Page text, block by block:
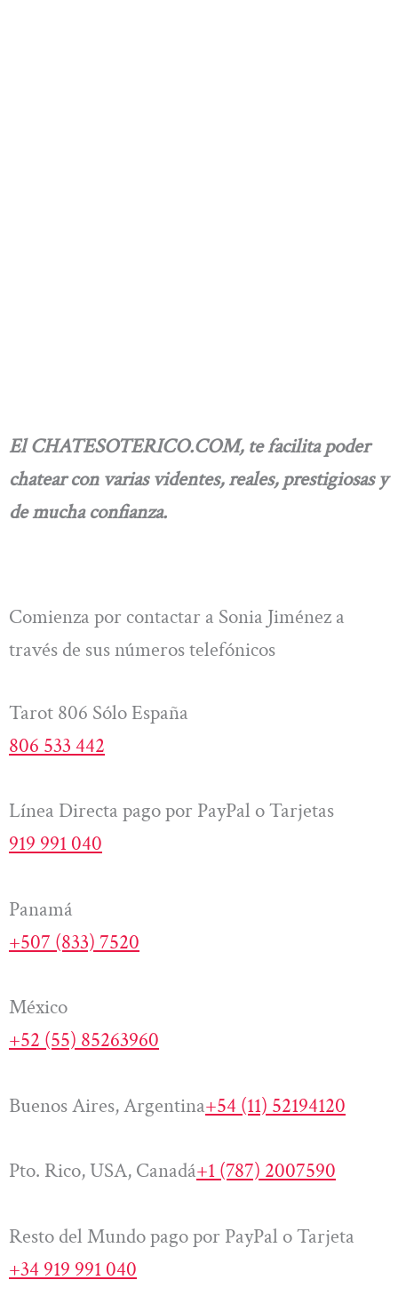
El CHATESOTERICO.COM, te facilita poder
chatear con varias videntes, reales, prestigiosas y
de mucha confianza.
Comienza por contactar a Sonia Jiménez a
través de sus números telefónicos
Tarot 806 Sólo España
806 533 442
Línea Directa pago por PayPal o Tarjetas
919 991 040
Panamá
+507 (833) 7520
México
+52 (55) 85263960
Buenos Aires, Argentina+54 (11) 52194120
Pto. Rico, USA, Canadá+1 (787) 2007590
Resto del Mundo pago por PayPal o Tarjeta
+34 919 991 040